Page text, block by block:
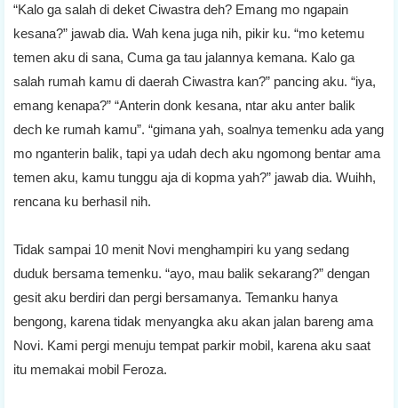
“Kalo ga salah di deket Ciwastra deh? Emang mo ngapain
kesana?” jawab dia. Wah kena juga nih, pikir ku. “mo ketemu
temen aku di sana, Cuma ga tau jalannya kemana. Kalo ga
salah rumah kamu di daerah Ciwastra kan?” pancing aku. “iya,
emang kenapa?” “Anterin donk kesana, ntar aku anter balik
dech ke rumah kamu”. “gimana yah, soalnya temenku ada yang
mo nganterin balik, tapi ya udah dech aku ngomong bentar ama
temen aku, kamu tunggu aja di kopma yah?” jawab dia. Wuihh,
rencana ku berhasil nih.
Tidak sampai 10 menit Novi menghampiri ku yang sedang
duduk bersama temenku. “ayo, mau balik sekarang?” dengan
gesit aku berdiri dan pergi bersamanya. Temanku hanya
bengong, karena tidak menyangka aku akan jalan bareng ama
Novi. Kami pergi menuju tempat parkir mobil, karena aku saat
itu memakai mobil Feroza.